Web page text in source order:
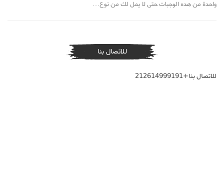
واحدة من هده الوجبات حتى لا يمل لك من نوع…
للاتصال بنا
للاتصال بنا+212614999191